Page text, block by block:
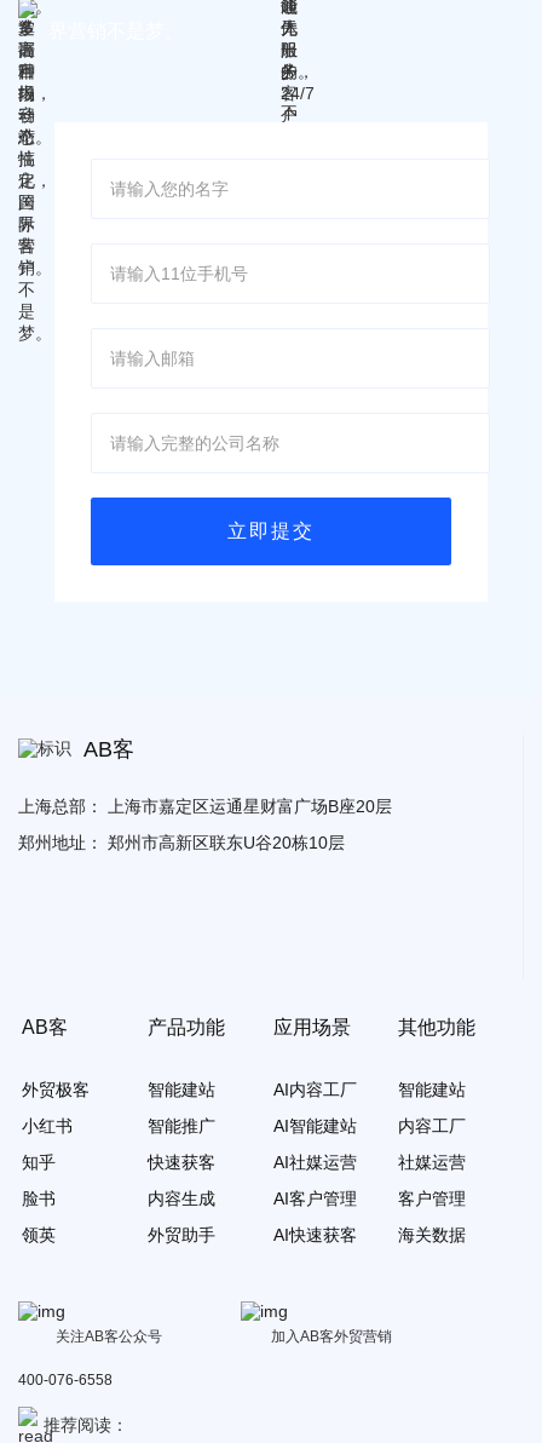
AB客
上海总部：
上海市嘉定区运通星财富广场B座20层
郑州地址：
郑州市高新区联东U谷20栋10层
AB客
外贸极客
小红书
知乎
脸书
领英
产品功能
智能建站
智能推广
快速获客
内容生成
外贸助手
应用场景
AI内容工厂
AI智能建站
AI社媒运营
AI客户管理
AI快速获客
其他功能
智能建站
内容工厂
社媒运营
客户管理
海关数据
关注AB客公众号 加入AB客外贸营销
400-076-6558
推荐阅读：